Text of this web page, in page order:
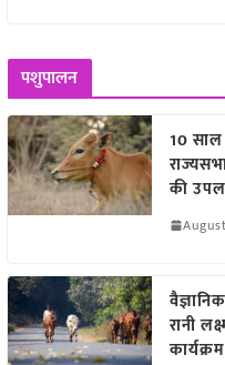
पशुपालन
10
की
रानी